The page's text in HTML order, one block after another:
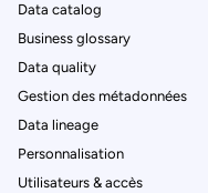
Data catalog
Business glossary
Data quality
Gestion des métadonnées
Data lineage
Personnalisation
Utilisateurs & accès